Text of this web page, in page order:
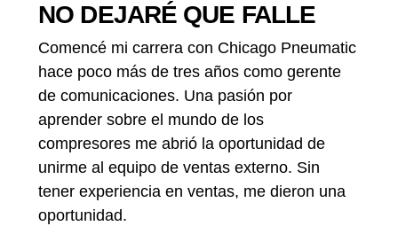
NO DEJARÉ QUE FALLE
Comencé mi carrera con Chicago Pneumatic
hace poco más de tres años como gerente
de comunicaciones. Una pasión por
aprender sobre el mundo de los
compresores me abrió la oportunidad de
unirme al equipo de ventas externo. Sin
tener experiencia en ventas, me dieron una
oportunidad.